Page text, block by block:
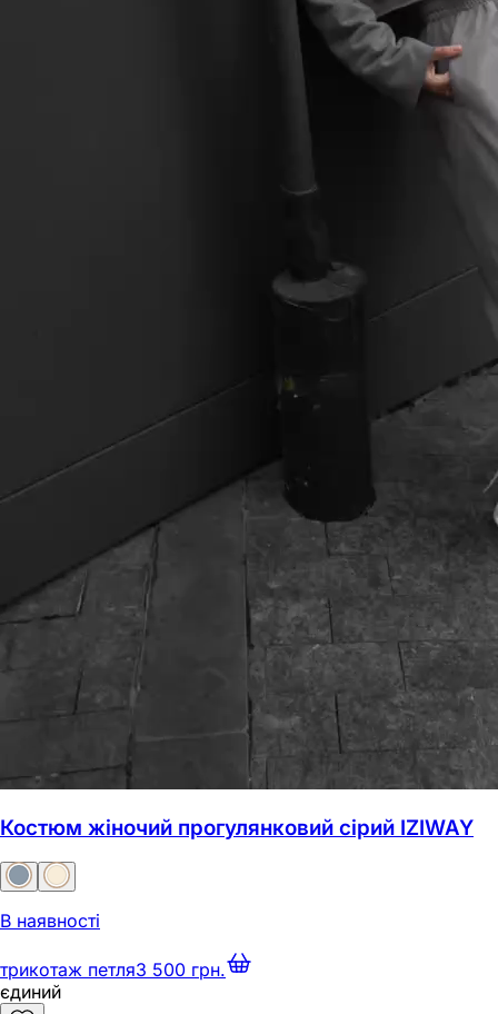
Костюм жіночий прогулянковий сірий IZIWAY
В наявності
трикотаж петля3 500 грн.
єдиний